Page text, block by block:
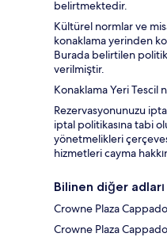
belirtmektedir.
Kültürel normlar ve
konaklama yerinden
Burada belirtilen
verilmiştir.
Konaklama Yeri Tescil
Rezervasyonunuzu
iptal politikasına tabi
yönetmelikleri
hizmetleri cayma
Bilinen diğer adları
Crowne Plaza
Crowne Plaza